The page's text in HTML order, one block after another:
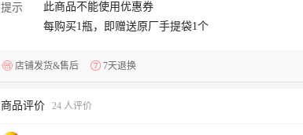
提示
此商品不能使用优惠券
每购买1瓶，即赠送原厂手提袋1个
店铺发货&售后 7天退换
商品评价 24 人评价